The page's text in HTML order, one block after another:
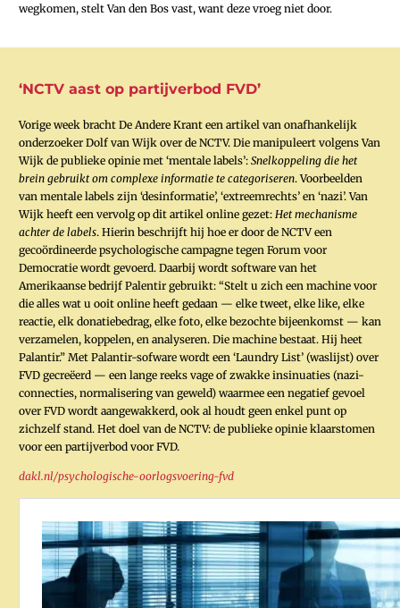
wegkomen, stelt Van den Bos vast, want deze vroeg niet door.
‘NCTV aast op partijverbod FVD’
Vorige week bracht De Andere Krant een artikel van onafhankelijk
onderzoeker Dolf van Wijk over de NCTV. Die manipuleert volgens Van
Wijk de publieke opinie met ‘mentale labels’: Snelkoppeling die het
brein gebruikt om complexe informatie te categoriseren. Voorbeelden
van mentale labels zijn ‘desinformatie’, ‘extreemrechts’ en ‘nazi’. Van
Wijk heeft een vervolg op dit artikel online gezet: Het mechanisme
achter de labels. Hierin beschrijft hij hoe er door de NCTV een
gecoördineerde psychologische campagne tegen Forum voor
Democratie wordt gevoerd. Daarbij wordt software van het
Amerikaanse bedrijf Palentir gebruikt: “Stelt u zich een machine voor
die alles wat u ooit online heeft gedaan — elke tweet, elke like, elke
reactie, elk donatiebedrag, elke foto, elke bezochte bijeenkomst — kan
verzamelen, koppelen, en analyseren. Die machine bestaat. Hij heet
Palantir.” Met Palantir-sofware wordt een ‘Laundry List’ (waslijst) over
FVD gecreëerd — een lange reeks vage of zwakke insinuaties (nazi-
connecties, normalisering van geweld) waarmee een negatief gevoel
over FVD wordt aangewakkerd, ook al houdt geen enkel punt op
zichzelf stand. Het doel van de NCTV: de publieke opinie klaarstomen
voor een partijverbod voor FVD.
dakl.nl/psychologische-oorlogsvoering-fvd